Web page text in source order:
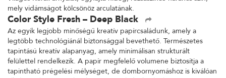
mely vidámságot kölcsönöz arculatának.
Color Style Fresh – Deep Black
Az egyik legjobb minőségű kreatív papírcsaládunk, amely a
legtöbb technológiánál biztonsággal bevethető. Természetes
tapintású kreatív alapanyag, amely minimálisan strukturált
felülettel rendelkezik. A papír megfelelő volumene biztosítja a
tapintható prégelési mélységet, de dombornyomáshoz is kiválóan